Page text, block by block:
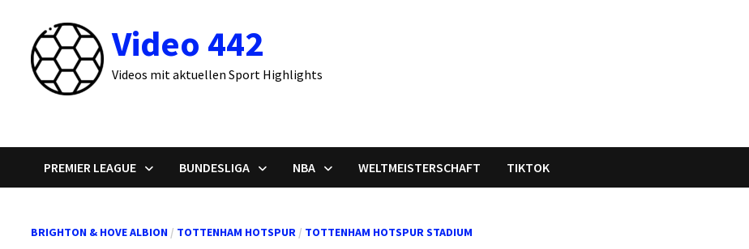
springen
Video 442
Videos mit aktuellen Sport Highlights
PREMIER LEAGUE BUNDESLIGA NBA WELTMEISTERSCHAFT TIKTOK
BRIGHTON & HOVE ALBION / TOTTENHAM HOTSPUR / TOTTENHAM HOTSPUR STADIUM